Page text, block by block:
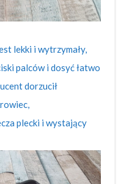
lekki i wytrzymały,
palców i dosyć łatwo
dorzucił
plecki i wystający